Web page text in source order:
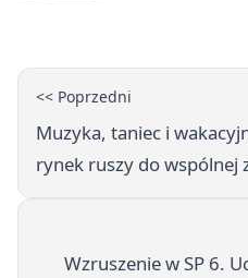
<< Poprzedni
Muzyka, taniec i
rynek ruszy do wspólnej
Wzruszenie w SP 6.